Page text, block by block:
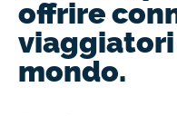
offrire
mondo.